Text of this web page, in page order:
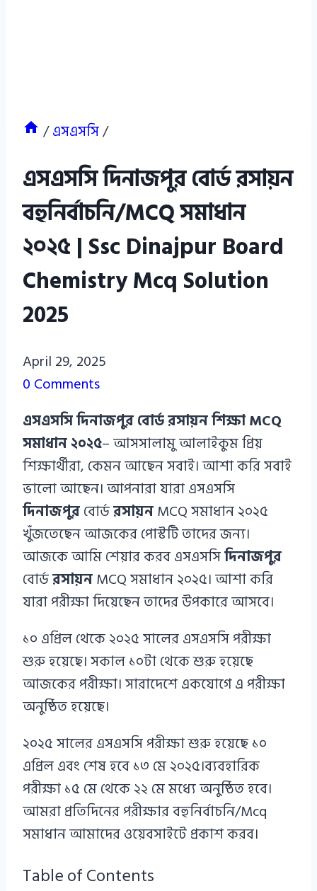
/এসএসসি/
এসএসসি দিনাজপুর বোর্ড রসায়ন
বহুনির্বাচনি/MCQ সমাধান
২০২৫ | Ssc Dinajpur Board
Chemistry Mcq Solution
2025
Azizul
Haque
Haque
April 29, 2025
0 Comments
এসএসসি দিনাজপুর বোর্ড রসায়ন শিক্ষা MCQ
সমাধান ২০২৫– আসসালামু আলাইকুম প্রিয়
শিক্ষার্থীরা, কেমন আছেন সবাই। আশা করি সবাই
ভালো আছেন। আপনারা যারা এসএসসি
দিনাজপুরবোর্ডরসায়নMCQ সমাধান ২০২৫
খুঁজতেছেন আজকের পোস্টটি তাদের জন্য।
আজকে আমি শেয়ার করব এসএসসিদিনাজপুর
বোর্ডরসায়নMCQ সমাধান ২০২৫। আশা করি
যারা পরীক্ষা দিয়েছেন তাদের উপকারে আসবে।
১০ এপ্রিল থেকে ২০২৫ সালের এসএসসি পরীক্ষা
শুরু হয়েছে। সকাল ১০টা থেকে শুরু হয়েছে
আজকের পরীক্ষা। সারাদেশে একযোগে এ পরীক্ষা
অনুষ্ঠিত হয়েছে।
২০২৫ সালের এসএসসি পরীক্ষা শুরু হয়েছে ১০
এপ্রিল এবং শেষ হবে ১৩ মে ২০২৫।ব্যবহারিক
পরীক্ষা ১৫ মে থেকে ২২ মে মধ্যে অনুষ্ঠিত হবে।
আমরা প্রতিদিনের পরীক্ষার বহুনির্বাচনি/Mcq
সমাধান আমাদের ওয়েবসাইটে প্রকাশ করব।
Table of Contents